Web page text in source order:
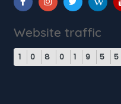
Website traffic
1 0 8 0 1 9 5 5